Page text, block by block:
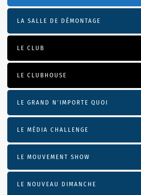
LA SALLE DE DÉMONTAGE
LE CLUB
LE CLUBHOUSE
LE GRAND N’IMPORTE QUOI
LE MÉDIA CHALLENGE
LE MOUVEMENT SHOW
LE NOUVEAU DIMANCHE